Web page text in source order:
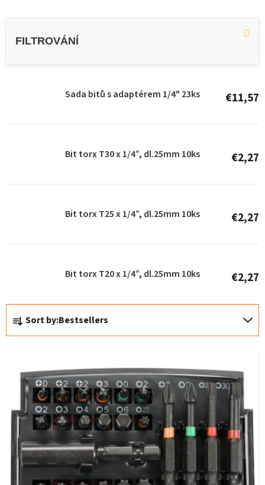
Sada bitů s adaptérem 1/4" 23ks €11,57
Bit torx T30 x 1/4”, dl.25mm 10ks €2,27
Bit torx T25 x 1/4”, dl.25mm 10ks €2,27
Bit torx T20 x 1/4”, dl.25mm 10ks €2,27
P
r
c
t
s
o
Sort by:Bestsellers
L
p
d
t